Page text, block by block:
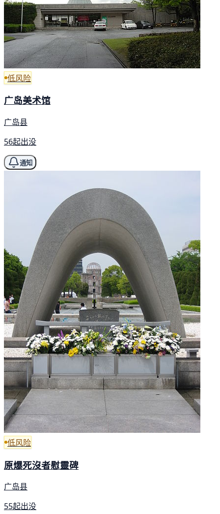
低风险
广岛美术馆
广岛县
56起出没
通知
低风险
原爆死沒者慰靈碑
广岛县
55起出没